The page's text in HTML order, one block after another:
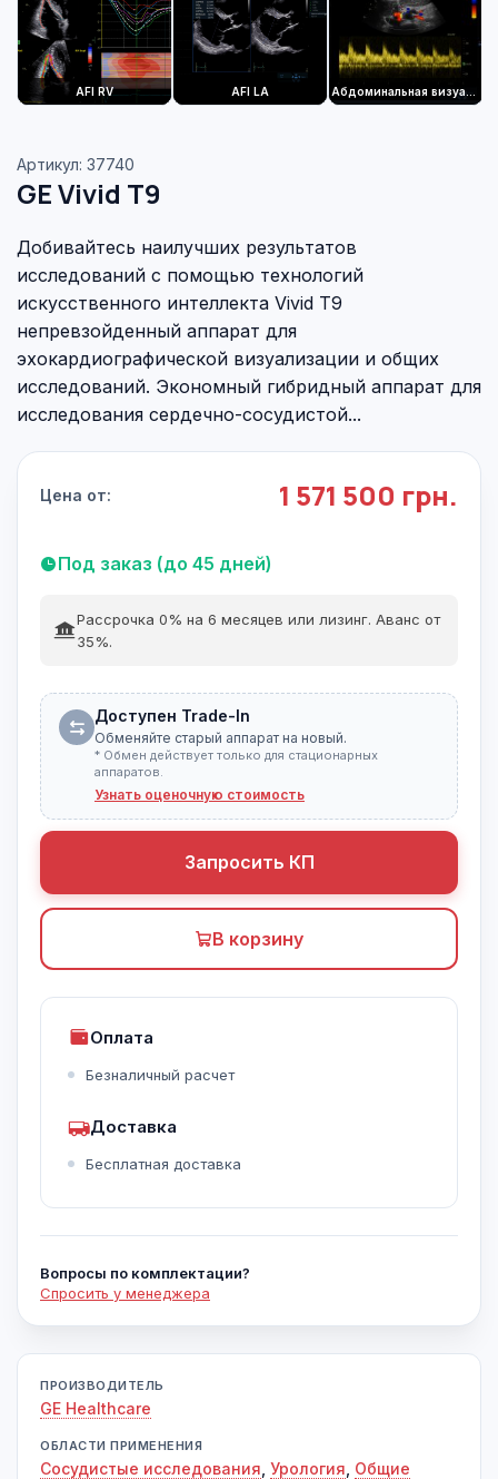
AFI RV AFI LA Абдоминальная визуализация
Артикул: 37740
GE Vivid T9
Добивайтесь наилучших результатов
исследований с помощью технологий
искусственного интеллекта Vivid T9
непревзойденный аппарат для
эхокардиографической визуализации и общих
исследований. Экономный гибридный аппарат для
исследования сердечно-сосудистой...
Цена от: 1 571 500 грн.
Под заказ (до 45 дней)
Рассрочка 0% на 6 месяцев или лизинг. Аванс от
35%.
Доступен Trade-In
Обменяйте старый аппарат на новый.
* Обмен действует только для стационарных
аппаратов.
Узнать оценочную стоимость
Запросить КП
В корзину
Оплата
Безналичный расчет
Доставка
Бесплатная доставка
Вопросы по комплектации?
Спросить у менеджера
ПРОИЗВОДИТЕЛЬ
GE Healthcare
ОБЛАСТИ ПРИМЕНЕНИЯ
Сосудистые исследования Урология Общие